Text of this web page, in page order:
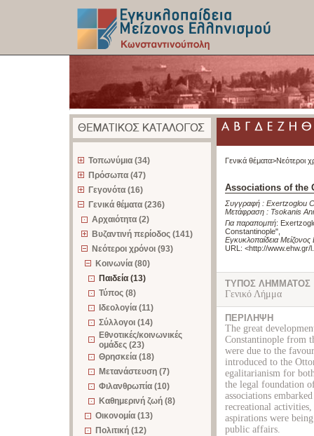
Τοπωνύμια (34)
Πρόσωπα (47)
Γεγονότα (16)
Γενικά θέματα (236)
Αρχαιότητα (2)
Βυζαντινή περίοδος (141)
Νεότεροι χρόνοι (93)
Κοινωνία (80)
Παιδεία (13)
Τύπος (8)
Ιδεολογία (11)
Σύλλογοι (14)
Εθνοτικές/κοινωνικές
ομάδες (23)
Θρησκεία (18)
Μετανάστευση (7)
Φιλανθρωπία (10)
Καθημερινή ζωή (8)
Οικονομία (13)
Πολιτική (12)
Γενικά θέματα>Νεότεροι
Associations of the
Συγγραφή : Exertzoglou
Μετάφραση : Tsokanis
Για παραπομπή:
Constantinople"
Εγκυκλοπαίδεια
URL: <http://www.ehw.gr/
ΤΥΠΟΣ ΛΗΜΜΑΤΟΣ
Γενικό Λήμμα
ΠΕΡΙΛΗΨΗ
The great
Constantinople from
were due to the
introduced to the
egalitarianism for
the legal foundation
associations
recreational
aspirations were
public affairs.